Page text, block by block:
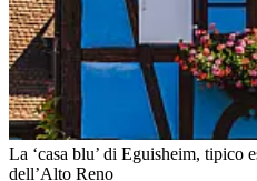
La ‘casa blu’ di Eguisheim, tipico
dell’Alto Reno